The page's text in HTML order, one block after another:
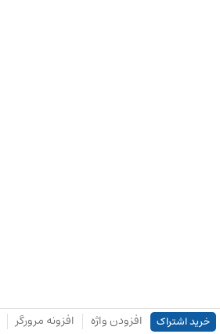
خرید اشتراک افزودن واژه افزونه مرورگر